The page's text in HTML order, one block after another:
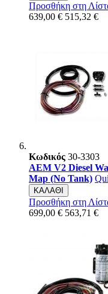
Προσθήκη στη
639,00 € 515,32 €
Κωδικός 30-3303
AEM V2 Diesel
Map (No Tank)
ΚΑΛΑΘΙ
Προσθήκη στη
699,00 € 563,71 €